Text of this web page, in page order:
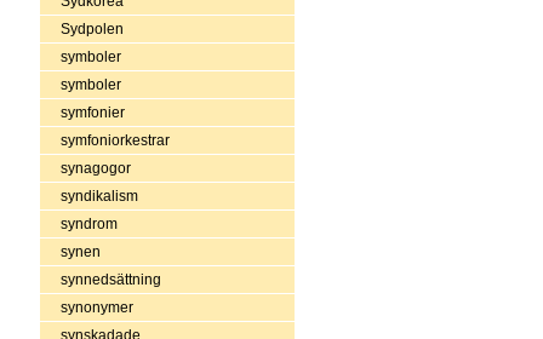
Sydpolen
symboler
symboler
symfonier
symfoniorkestrar
synagogor
syndikalism
syndrom
synen
synnedsättning
synonymer
synskadade